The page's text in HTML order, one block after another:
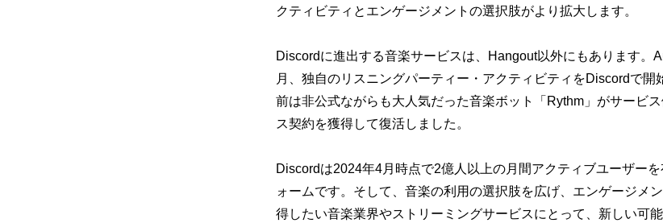
クティビティとエンゲージメントの選択肢がより拡大します。
Discordに進出する音楽サービスは、Hangout以外にもあります。
月、独自のリスニングパーティー・アクティビティをDiscordで開
前は非公式ながらも大人気だった音楽ボット「Rythm」がサービ
ス契約を獲得して復活しました。
Discordは2024年4月時点で2億人以上の月間アクティブユーザー
ォームです。そして、音楽の利用の選択肢を広げ、エンゲージメ
得したい音楽業界やストリーミングサービスにとって、新しい可